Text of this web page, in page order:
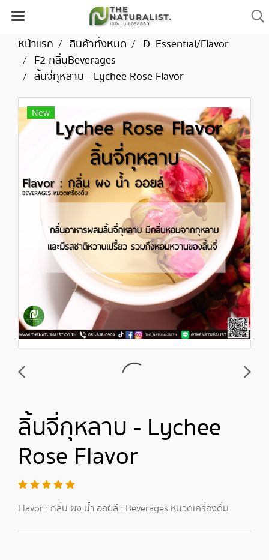
หน้าแรก สินค้าทั้งหมด
D. Essential/Flavor
F2 กลิ่นBeverages
ลิ้นจี่กุหลาบ - Lychee Rose Flavor
New
ลิ้นจี่กุหลาบ - Lychee
Rose Flavor
Flavor : กลิ่น ผง น้ำ ออยล์ : Beverages หมวดเครื่องดื่ม